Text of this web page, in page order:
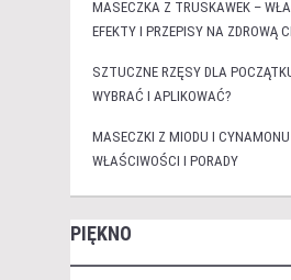
MASECZKA Z TRUSKAWEK –
EFEKTY I PRZEPISY NA ZDROWĄ
SZTUCZNE RZĘSY DLA
WYBRAĆ I APLIKOWAĆ?
MASECZKI Z MIODU I
WŁAŚCIWOŚCI I PORADY
PIĘKNO